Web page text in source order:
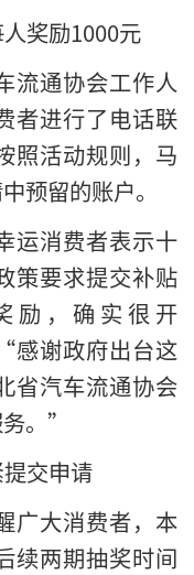
奖励1000元
流通协会工作人
者进行了电话联
照活动规则，马
预留的账户。
运消费者表示十
策要求提交补贴
励，确实很开
谢政府出台这
省汽车流通协会
。”
交申请
广大消费者，本
续两期抽奖时间